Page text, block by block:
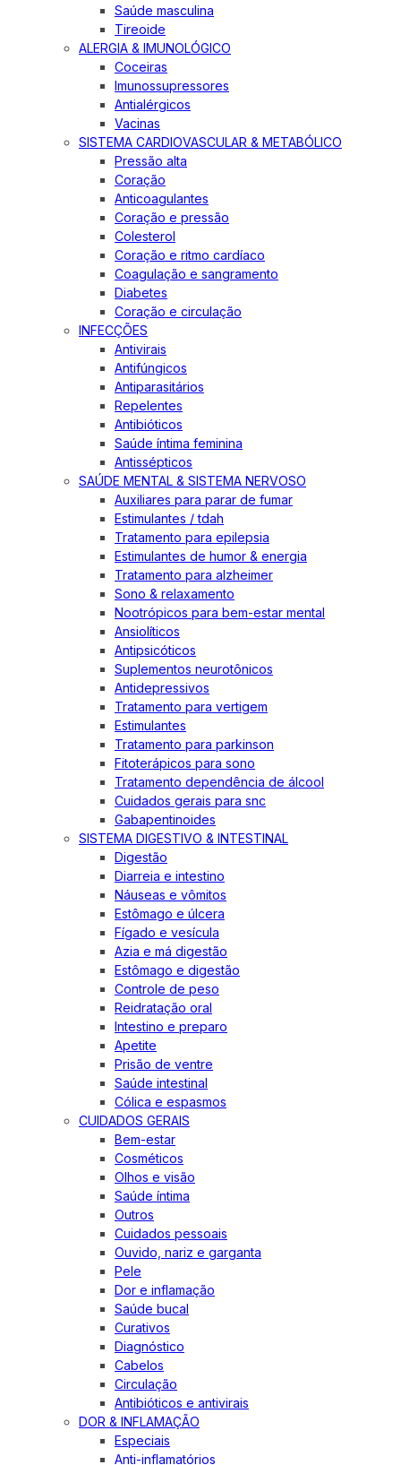
Saúde masculina
Tireoide
ALERGIA & IMUNOLÓGICO
Coceiras
Imunossupressores
Antialérgicos
Vacinas
SISTEMA CARDIOVASCULAR & METABÓLICO
Pressão alta
Coração
Anticoagulantes
Coração e pressão
Colesterol
Coração e ritmo cardíaco
Coagulação e sangramento
Diabetes
Coração e circulação
INFECÇÕES
Antivirais
Antifúngicos
Antiparasitários
Repelentes
Antibióticos
Saúde íntima feminina
Antissépticos
SAÚDE MENTAL & SISTEMA NERVOSO
Auxiliares para parar de fumar
Estimulantes / tdah
Tratamento para epilepsia
Estimulantes de humor & energia
Tratamento para alzheimer
Sono & relaxamento
Nootrópicos para bem-estar mental
Ansiolíticos
Antipsicóticos
Suplementos neurotônicos
Antidepressivos
Tratamento para vertigem
Estimulantes
Tratamento para parkinson
Fitoterápicos para sono
Tratamento dependência de álcool
Cuidados gerais para snc
Gabapentinoides
SISTEMA DIGESTIVO & INTESTINAL
Digestão
Diarreia e intestino
Náuseas e vômitos
Estômago e úlcera
Fígado e vesícula
Azia e má digestão
Estômago e digestão
Controle de peso
Reidratação oral
Intestino e preparo
Apetite
Prisão de ventre
Saúde intestinal
Cólica e espasmos
CUIDADOS GERAIS
Bem-estar
Cosméticos
Olhos e visão
Saúde íntima
Outros
Cuidados pessoais
Ouvido, nariz e garganta
Pele
Dor e inflamação
Saúde bucal
Curativos
Diagnóstico
Cabelos
Circulação
Antibióticos e antivirais
DOR & INFLAMAÇÃO
Especiais
Anti-inflamatórios